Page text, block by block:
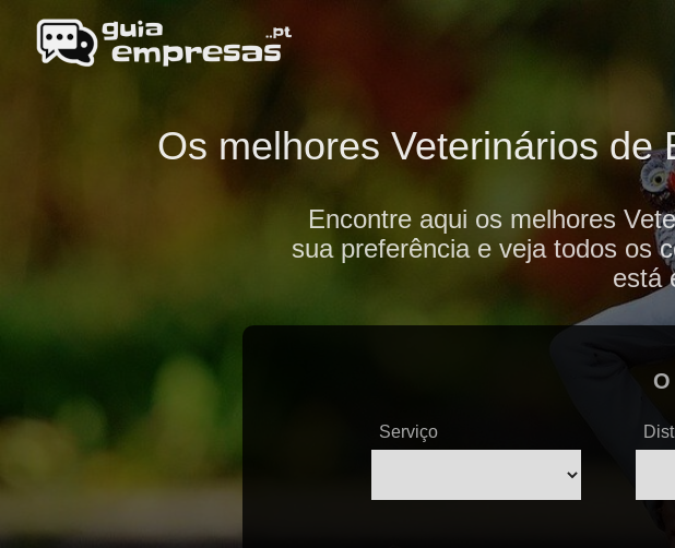
Os melhores Veterinários de
Encontre aqui os melhores
sua preferência e veja todos os
está
Serviço